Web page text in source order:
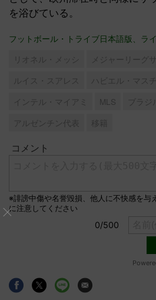
を浴びている。
フットボール・トライブ日本語版、ラ
リオネル・メッシ メジャーリーグ
ルイス・スアレス
ハビエル・マス
インテル・マイアミ
MLS ブラジ
アルゼンチン代表
移籍